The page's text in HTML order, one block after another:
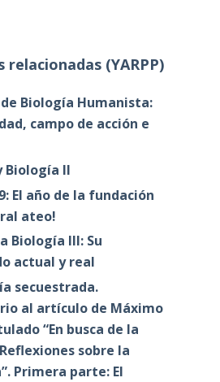
relacionadas (YARPP)
Biología Humanista:
campo de acción e
Biología II
El año de la fundación
ateo!
Biología III: Su
actual y real
secuestrada.
al artículo de Máximo
“En busca de la
sobre la
Primera parte: El